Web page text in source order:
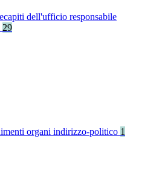
dell'ufficio responsabile
29
organi indirizzo-politico 1